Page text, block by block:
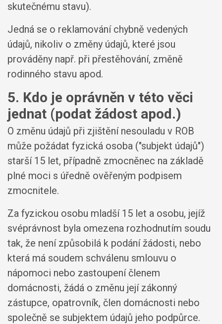
skutečnému stavu).
Jedná se o reklamování chybně vedených
údajů, nikoliv o změny údajů, které jsou
prováděny např. při přestěhování, změně
rodinného stavu apod.
5. Kdo je oprávněn v této věci
jednat (podat žádost apod.)
O změnu údajů při zjištění nesouladu v ROB
může požádat fyzická osoba ("subjekt údajů")
starší 15 let, případně zmocněnec na základě
plné moci s úředně ověřeným podpisem
zmocnitele.
Za fyzickou osobu mladší 15 let a osobu, jejíž
svéprávnost byla omezena rozhodnutím soudu
tak, že není způsobilá k podání žádosti, nebo
která má soudem schválenu smlouvu o
nápomoci nebo zastoupení členem
domácnosti, žádá o změnu její zákonný
zástupce, opatrovník, člen domácnosti nebo
společně se subjektem údajů jeho podpůrce.